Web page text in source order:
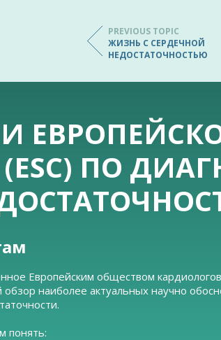
PREVIOUS TOPIC
ЖИЗНЬ С СЕРДЕЧНОЙ
НЕДОСТАТОЧНОСТЬЮ
ПО
Европейским обществом
обзор наиболее актуальных научно
понять: